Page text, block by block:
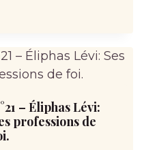
– Éliphas Lévi:
professions de